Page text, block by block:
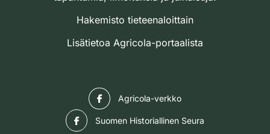
Hakemisto tieteenaloittain
Lisätietoa Agricola-portaalista
Agricola-verkko
Suomen Historiallinen Seura